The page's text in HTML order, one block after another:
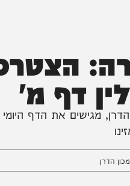
דף מ'
את הדף היומי עם